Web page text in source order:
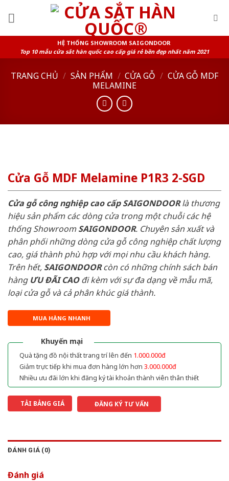
HỆ THỐNG SHOWROOM SAIGONDOOR
Top 10 mẫu cửa sắt hàn quốc cao cấp giá rẻ bền đẹp nhất năm 2021
TRANG CHỦ / SẢN PHẨM / CỬA GỖ / CỬA GỖ MDF
MELAMINE
Cửa Gỗ MDF Melamine P1R3 2-SGD
Cửa gỗ công nghiệp cao cấp SAIGONDOORlà thương
hiệu sản phẩm các dòng cửa trong một chuỗi các hệ
thống ShowroomSAIGONDOOR. Chuyên sản xuất và
phân phối những dòng cửa gỗ công nghiệp chất lượng
cao, giá thành phù hợp với mọi nhu cầu khách hàng.
Trên hết, SAIGONDOORcòn có những chính sách bán
hàng ƯU ĐÃI CAOđi kèm với sự đa dạng về mẫu mã,
loại cửa gỗ và cả phân khúc giá thành.
MUA HÀNG NHANH
Khuyến mại
Quà tặng đồ nội thất trang trí lên đến 1.000.000đ
Giảm trực tiếp khi mua đơn hàng lớn hơn 3.000.000đ
Nhiều ưu đãi lớn khi đăng ký tài khoản thành viên thân thiết
TẢI BẢNG GIÁ ĐĂNG KÝ TƯ VẤN
ĐÁNH GIÁ (0)
Đánh giá